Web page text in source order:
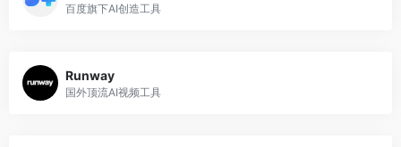
百度旗下AI创造工具
Runway
国外顶流AI视频工具